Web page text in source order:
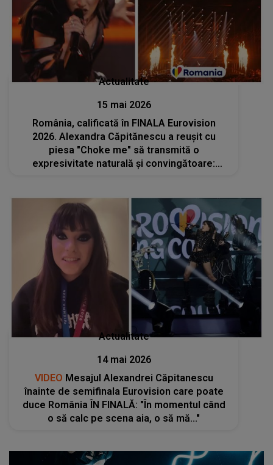
Actualitate
15 mai 2026
România, calificată în FINALA Eurovision
2026. Alexandra Căpitănescu a reușit cu
piesa "Choke me" să transmită o
expresivitate naturală și convingătoare:
Actualitate
14 mai 2026
VIDEO Mesajul Alexandrei Căpitanescu
înainte de semifinala Eurovision care poate
duce România ÎN FINALĂ: "În momentul când
o să calc pe scena aia, o să mă..."